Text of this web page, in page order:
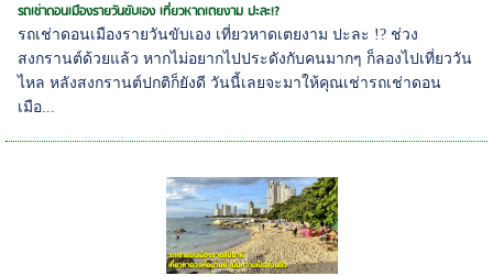
รถเช่าดอนเมืองรายวันขับเอง เที่ยวหาดเตยงาม ปะละ!?
รถเช่าดอนเมืองรายวันขับเอง เที่ยวหาดเตยงาม ปะละ !? ช่วง
สงกรานต์ด้วยแล้ว หากไม่อยากไปประดังกับคนมากๆ ก็ลองไปเที่ยววัน
ไหล หลังสงกรานต์ปกติก็ยังดี วันนี้เลยจะมาให้คุณเช่ารถเช่าดอน
เมือ...